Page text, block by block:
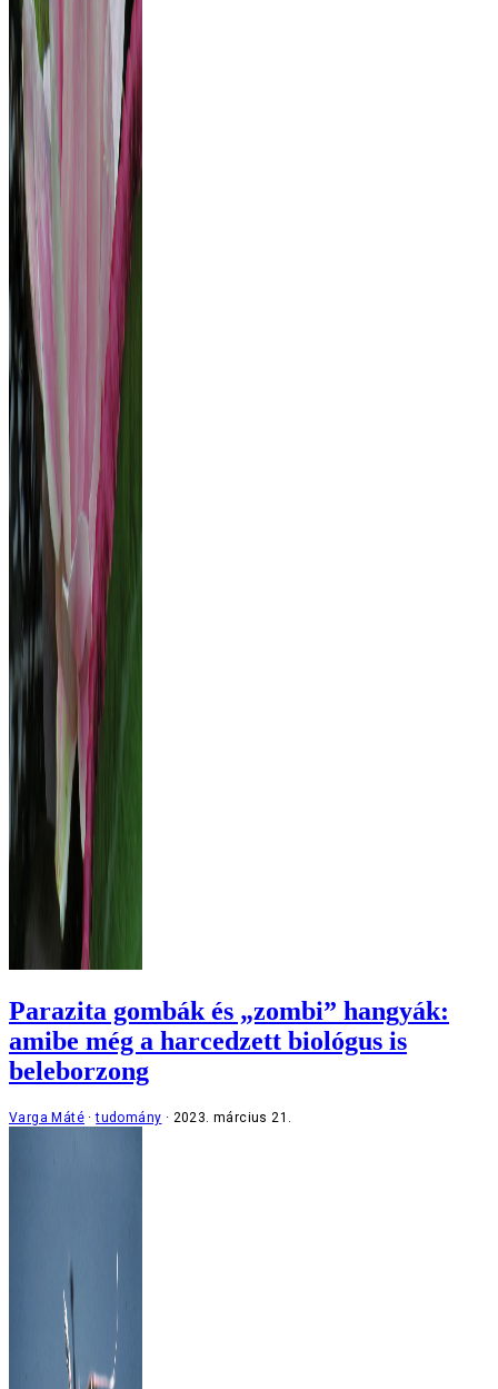
Parazita gombák és „zombi” hangyák:
amibe még a harcedzett biológus is
beleborzong
Varga Máté tudomány 2023. március 21.